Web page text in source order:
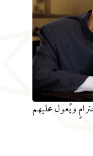
ويُعول عليهم